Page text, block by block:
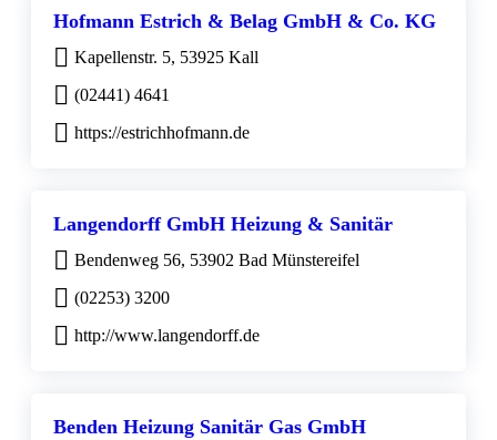
Hofmann Estrich & Belag GmbH & Co. KG
Kapellenstr. 5, 53925 Kall
(02441) 4641
https://estrichhofmann.de
Langendorff GmbH Heizung & Sanitär
Bendenweg 56, 53902 Bad Münstereifel
(02253) 3200
http://www.langendorff.de
Benden Heizung Sanitär Gas GmbH